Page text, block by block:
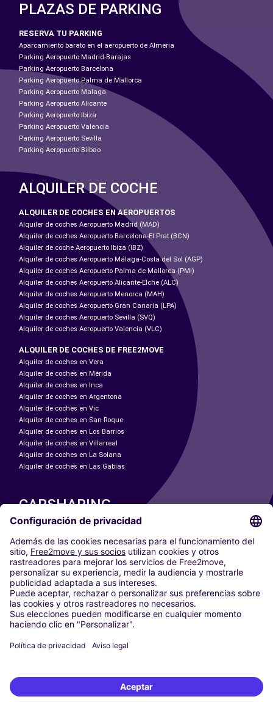
PLAZAS DE PARKING
RESERVA TU PARKING
Aparcamiento barato en el aeropuerto de Almeria
Parking Aeropuerto Madrid-Barajas
Parking Aeropuerto Barcelona
Parking Aeropuerto Palma de Mallorca
Parking Aeropuerto Malaga
Parking Aeropuerto Alicante
Parking Aeropuerto Ibiza
Parking Aeropuerto Valencia
Parking Aeropuerto Sevilla
Parking Aeropuerto Bilbao
ALQUILER DE COCHE
ALQUILER DE COCHES EN AEROPUERTOS
Alquiler de coches Aeropuerto Madrid (MAD)
Alquiler de coches Aeropuerto Barcelona-El Prat (BCN)
Alquiler de coche Aeropuerto Ibiza (IBZ)
Alquiler de coches Aeropuerto Málaga-Costa del Sol (AGP)
Alquiler de coches Aeropuerto Palma de Mallorca (PMI)
Alquiler de coches Aeropuerto Alicante-Elche (ALC)
Alquiler de coches Aeropuerto Menorca (MAH)
Alquiler de coches Aeropuerto Gran Canaria (LPA)
Alquiler de coches Aeropuerto Sevilla (SVQ)
Alquiler de coches Aeropuerto Valencia (VLC)
ALQUILER DE COCHES DE FREE2MOVE
Alquiler de coches en Vera
Alquiler de coches en Mérida
Alquiler de coches en Inca
Alquiler de coches en Argentona
Alquiler de coches en Vic
Alquiler de coches en San Roque
Alquiler de coches en Los Barrios
Alquiler de coches en Villarreal
Alquiler de coches en La Solana
Alquiler de coches en Las Gabias
CARSHARING
NUESTRAS CIUDADES
Paris
Madrid
Washington DC
Milán
Roma
Turín
Viena
Berlín
Düsseldorf